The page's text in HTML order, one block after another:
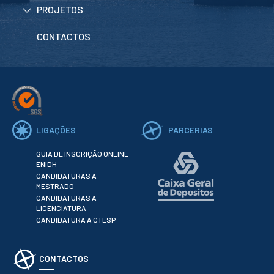
ESTUDANTES
Académica
Ação Social
Informática
Gabinete de
Apoio ao
Estudante
Guia do
Estudante
Projetos
Testemunhos
BIBLIOTECA
Informação geral
Utilizadores
PROJETOS
CONTACTOS
LIGAÇÕES
GUIA DE INSCRIÇÃO ONLINE
ENIDH
CANDIDATURAS A
MESTRADO
CANDIDATURAS A
LICENCIATURA
CANDIDATURA A CTESP
PARCERIAS
CONTACTOS